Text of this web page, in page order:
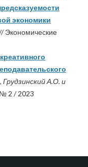
экономики
Экономические
Грудзинский А.О. и
2 / 2023